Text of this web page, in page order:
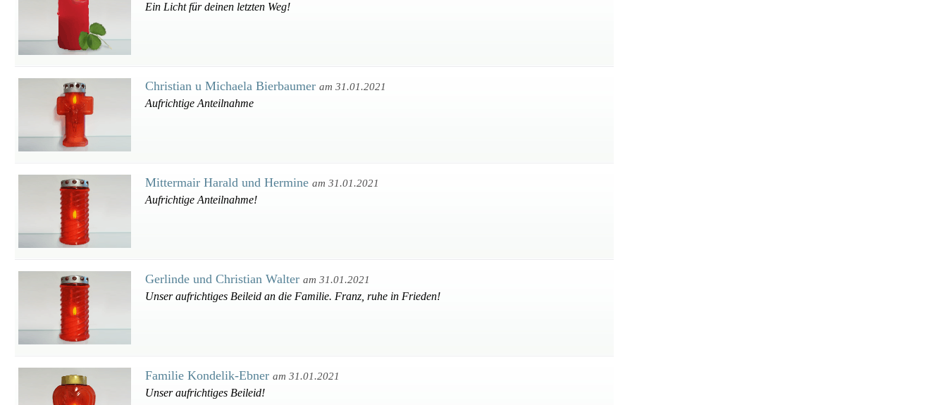
Ein Licht für deinen letzten Weg!
Christian u Michaela Bierbaumer am 31.01.2021
Aufrichtige Anteilnahme
Mittermair Harald und Hermine am 31.01.2021
Aufrichtige Anteilnahme!
Gerlinde und Christian Walter am 31.01.2021
Unser aufrichtiges Beileid an die Familie. Franz, ruhe in Frieden!
Familie Kondelik-Ebner am 31.01.2021
Unser aufrichtiges Beileid!